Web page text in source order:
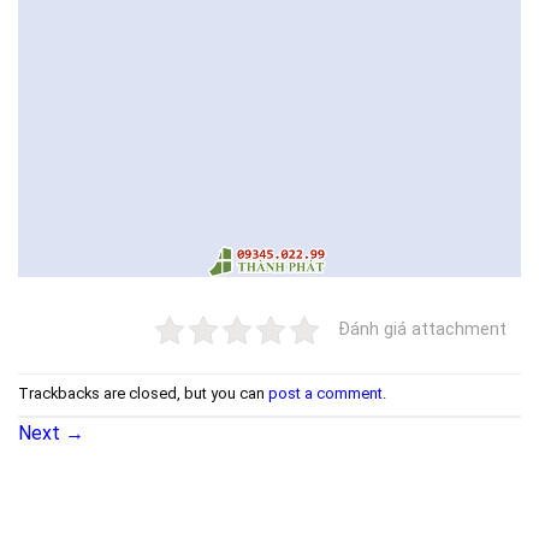
Đánh giá attachment
Trackbacks are closed, but you can post a comment
Next →